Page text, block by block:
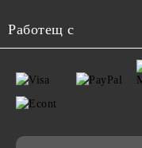
Работещ с